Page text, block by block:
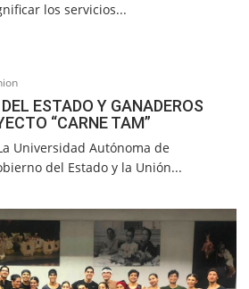
los servicios...
ESTADO Y GANADEROS
“CARNE TAM”
Universidad Autónoma de
del Estado y la Unión...